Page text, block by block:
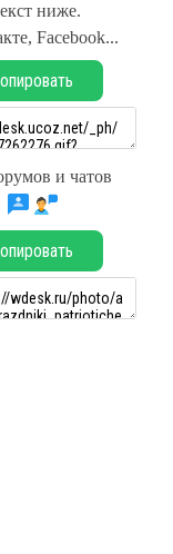
ниже.
Facebook...
и чатов